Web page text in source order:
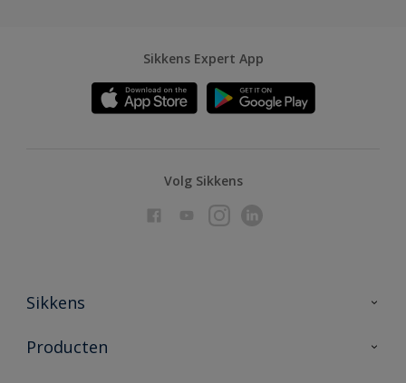
Sikkens Expert App
Volg Sikkens
Sikkens
Over Sikkens
Producten